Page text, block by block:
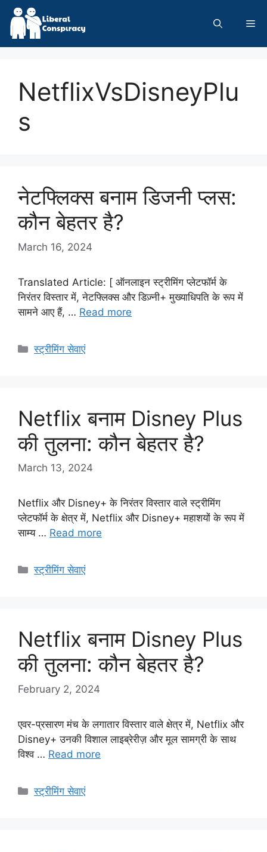
Skip
content
NetflixVsDisneyPlu
s
नेटफ्लिक्स बनाम डिजनी प्लस:
कौन बेहतर है?
March 16, 2024
Translated Article: [ ऑनलाइन स्ट्रीमिंग प्लेटफॉर्म के
निरंतर विस्तार में, नेटफ्लिक्स और डिज़्नी+ मुख्याधिपति के रूप में
सामने आए हैं, … Read more
Categories
स्ट्रीमिंग सेवाएं
Netflix बनाम Disney Plus
की तुलना: कौन बेहतर है?
March 13, 2024
Netflix और Disney+ के निरंतर विस्तार वाले स्ट्रीमिंग
प्लेटफॉर्म के क्षेत्र में, Netflix और Disney+ महाशयों के रूप में
साम्य … Read more
Categories
स्ट्रीमिंग सेवाएं
Netflix बनाम Disney Plus
की तुलना: कौन बेहतर है?
February 2, 2024
एवर-प्रसारण मंच के लगातार विस्तार वाले क्षेत्र में, Netflix और
Disney+ उनकी विशाल लाइब्रेरीज़ और मूल सामग्री के साथ
विश्व … Read more
Categories
स्ट्रीमिंग सेवाएं